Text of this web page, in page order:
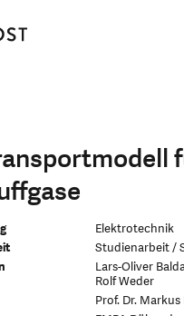
Elektrotechnik
Studienarbeit /
Lars-Oliver
Rolf Weder
Prof. Dr.